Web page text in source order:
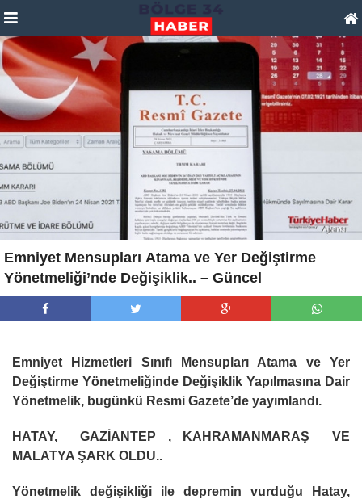
Emniyet Mensupları Atama ve Yer Değiştirme
Yönetmeliği’nde Değişiklik.. – Güncel
Emniyet Hizmetleri Sınıfı Mensupları Atama ve Yer
Değiştirme Yönetmeliğinde Değişiklik Yapılmasına Dair
Yönetmelik, bugünkü Resmi Gazete’de yayımlandı.
HATAY, GAZİANTEP , KAHRAMANMARAŞ VE
MALATYA ŞARK OLDU..
Yönetmelik değişikliği ile depremin vurduğu Hatay,